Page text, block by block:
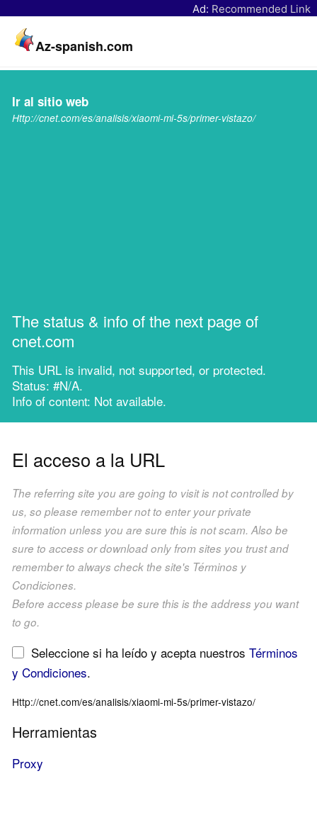
Ad: Recommended Link
Az-spanish.com
Ir al sitio web
Http://cnet.com/es/analisis/xiaomi-mi-5s/primer-vistazo/
The status & info of the next page of
cnet.com
This URL is invalid, not supported, or protected.
Status: #N/A.
Info of content: Not available.
El acceso a la URL
The referring site you are going to visit is not controlled by
us, so please remember not to enter your private
information unless you are sure this is not scam. Also be
sure to access or download only from sites you trust and
remember to always check the site's Términos y
Condiciones.
Before access please be sure this is the address you want
to go.
Seleccione si ha leído y acepta nuestrosTérminos
y Condiciones.
Http://cnet.com/es/analisis/xiaomi-mi-5s/primer-vistazo/
Herramientas
Proxy